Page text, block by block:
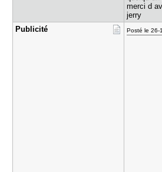
merci d
jerry
Publicité
Posté le 26-